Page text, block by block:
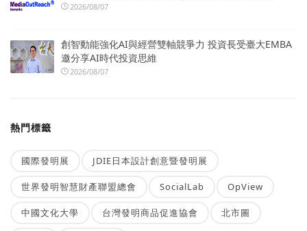
2026/08/07
創智動能強化AI與經營雙軸競爭力 投資長受臺大EMBA
邀分享AI時代投資思維
2026/08/07
熱門標籤
國際發明展 JDIE日本設計創意暨發明展
世界發明智慧財產聯盟總會 SocialLab OpView
中國文化大學 台灣發明商品促進協會 北市圖